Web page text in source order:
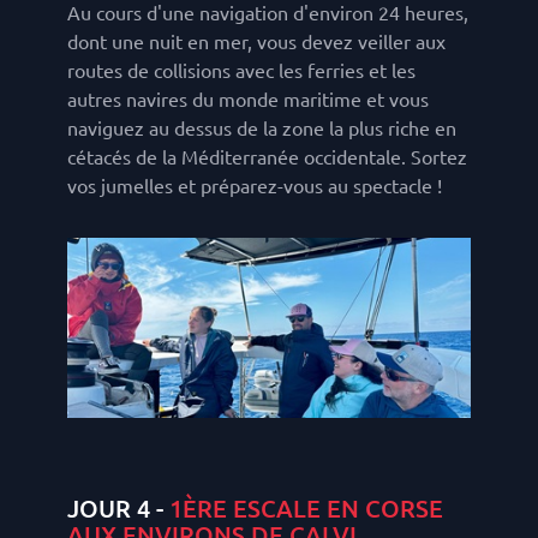
Au cours d'une navigation d'environ 24 heures,
dont une nuit en mer, vous devez veiller aux
routes de collisions avec les ferries et les
autres navires du monde maritime et vous
naviguez au dessus de la zone la plus riche en
cétacés de la Méditerranée occidentale. Sortez
vos jumelles et préparez-vous au spectacle !
JOUR 4 - 1ÈRE ESCALE EN CORSE